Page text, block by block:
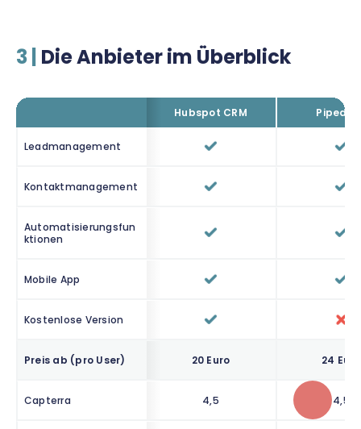
3 | Die Anbieter im Überblick
Hubspot CRM
Leadmanagement
Kontaktmanagement
Automatisierungsfun
ktionen
Mobile App
Kostenlose Version
Preis ab (pro User) 20 Euro 24 Euro
Capterra 4,5 4,5